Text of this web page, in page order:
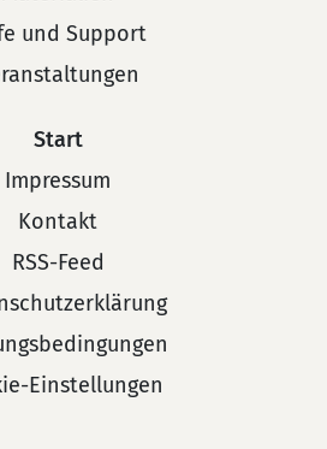
und Support
Start
Impressum
Kontakt
RSS-Feed
Einstellungen